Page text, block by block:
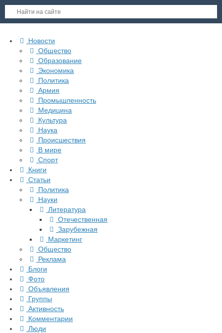
Новости
Общество
Образование
Экономика
Политика
Армия
Промышленность
Медицина
Культура
Наука
Происшествия
В мире
Спорт
Книги
Статьи
Политика
Науки
Литература
Отечественная
Зарубежная
Маркетинг
Общество
Реклама
Блоги
Фото
Объявления
Группы
Активность
Комментарии
Люди